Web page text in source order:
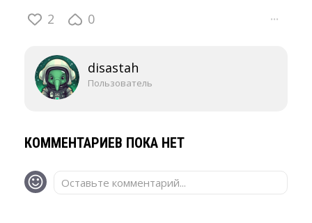
2 0 ···
disastah
Пользователь
КОММЕНТАРИЕВ ПОКА НЕТ
Оставьте комментарий...